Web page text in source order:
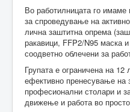
Во работилницата го имаме
за спроведување на
лична заштитна опрема
ракавици, FFP2/N95 маска
соодветно облечени за
Групата е ограничена на
ефективно пренесување на
професионални столари и
движење и работа во